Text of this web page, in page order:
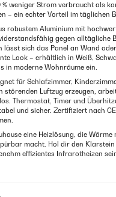
% weniger Strom verbraucht als
– ein echter Vorteil im täglichen
robustem Aluminium mit
gegen alltägliche
lässt sich das Panel an Wand
Look – erhältlich in Weiß,
in moderne Wohnräume ein.
für Schlafzimmer,
störenden Luftzug erzeugen,
Thermostat, Timer und
und sicher. Zertifiziert nach
eine Heizlösung, die Wärme
macht. Hol dir den
effizientes Infrarotheizen